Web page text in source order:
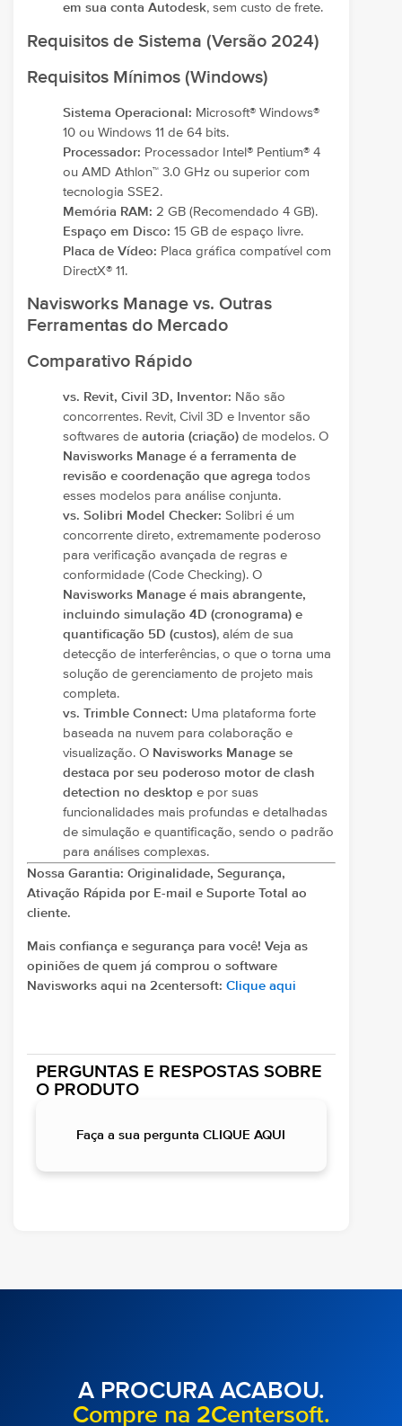
em sua conta Autodesk, sem custo de frete.
Requisitos de Sistema (Versão 2024)
Requisitos Mínimos (Windows)
Sistema Operacional: Microsoft® Windows®
10 ou Windows 11 de 64 bits.
Processador: Processador Intel® Pentium® 4
ou AMD Athlon™ 3.0 GHz ou superior com
tecnologia SSE2.
Memória RAM: 2 GB (Recomendado 4 GB).
Espaço em Disco: 15 GB de espaço livre.
Placa de Vídeo: Placa gráfica compatível com
DirectX® 11.
Navisworks Manage vs. Outras
Ferramentas do Mercado
Comparativo Rápido
vs. Revit, Civil 3D, Inventor: Não são
concorrentes. Revit, Civil 3D e Inventor são
softwares de autoria (criação) de modelos. O
Navisworks Manage é a ferramenta de
revisão e coordenação que agrega todos
esses modelos para análise conjunta.
vs. Solibri Model Checker: Solibri é um
concorrente direto, extremamente poderoso
para verificação avançada de regras e
conformidade (Code Checking). O
Navisworks Manage é mais abrangente,
incluindo simulação 4D (cronograma) e
quantificação 5D (custos), além de sua
detecção de interferências, o que o torna uma
solução de gerenciamento de projeto mais
completa.
vs. Trimble Connect: Uma plataforma forte
baseada na nuvem para colaboração e
visualização. O Navisworks Manage se
destaca por seu poderoso motor de clash
detection no desktop e por suas
funcionalidades mais profundas e detalhadas
de simulação e quantificação, sendo o padrão
para análises complexas.
Nossa Garantia: Originalidade, Segurança,
Ativação Rápida por E-mail e Suporte Total ao
cliente.
Mais confiança e segurança para você! Veja as
opiniões de quem já comprou o software
Navisworks aqui na 2centersoft: Clique aqui
PERGUNTAS E RESPOSTAS SOBRE
O PRODUTO
Faça a sua pergunta CLIQUE AQUI
A PROCURA ACABOU.
Compre na 2Centersoft.